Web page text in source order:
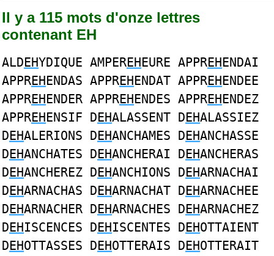
Il y a 115 mots d'onze lettres
contenant EH
ALDEHYDIQUE AMPEREHEURE APPREHENDAI
APPREHENDAS APPREHENDAT APPREHENDEE
APPREHENDER APPREHENDES APPREHENDEZ
APPREHENSIF DEHALASSENT DEHALASSIEZ
DEHALERIONS DEHANCHAMES DEHANCHASSE
DEHANCHATES DEHANCHERAI DEHANCHERAS
DEHANCHEREZ DEHANCHIONS DEHARNACHAI
DEHARNACHAS DEHARNACHAT DEHARNACHEE
DEHARNACHER DEHARNACHES DEHARNACHEZ
DEHISCENCES DEHISCENTES DEHOTTAIENT
DEHOTTASSES DEHOTTERAIS DEHOTTERAIT